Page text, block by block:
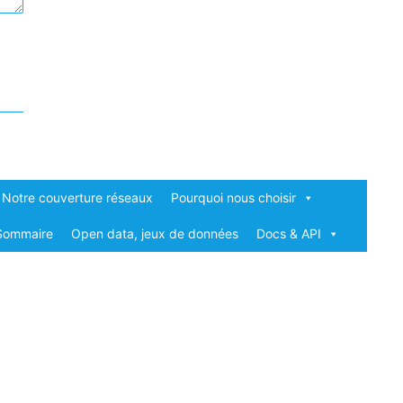
Notre couverture réseaux Pourquoi nous choisir
Open data, jeux de données Docs & API